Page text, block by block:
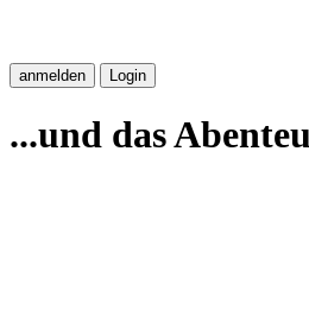
anmelden Login
...und das